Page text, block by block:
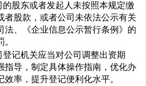
股东或者发起人未按照本规定缴
者股款，或者公司未依法公示有关
法、《企业信息公示暂行条例》的
记机关应当对公司调整出资期
指导，制定具体操作指南，优化办
率，提升登记便利化水平。